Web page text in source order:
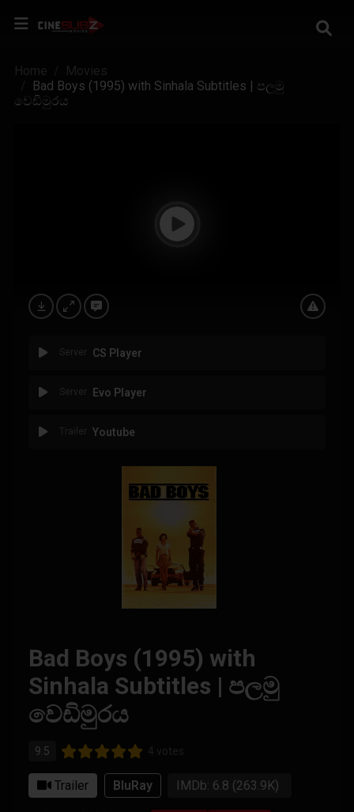
Home
Movies
Bad Boys (1995) with Sinhala Subtitles | පලමු
වෙඩිමුරය
Server CS Player
Server Evo Player
Trailer Youtube
Bad Boys (1995) with
Sinhala Subtitles | පලමු
වෙඩිමුරය
9.5 4 votes
Trailer BluRay IMDb: 6.8 (263.9K)